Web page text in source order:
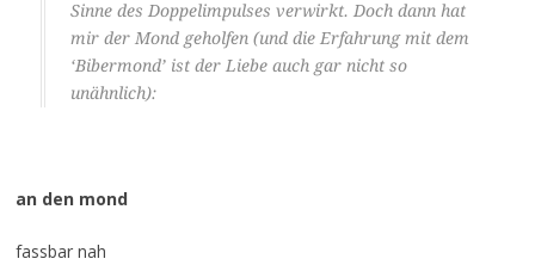
Sinne des Doppelimpulses verwirkt. Doch dann hat
mir der Mond geholfen (und die Erfahrung mit dem
‘Bibermond’ ist der Liebe auch gar nicht so
unähnlich):
an den mond
fassbar nah